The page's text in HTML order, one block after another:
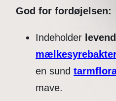
God for fordøjelsen:
Indeholder
en sund
mave.